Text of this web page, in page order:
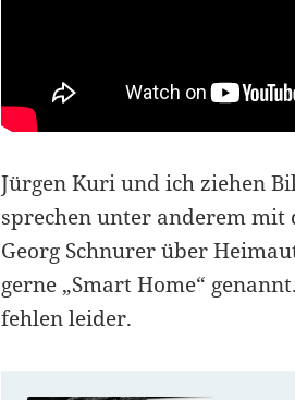
Jürgen Kuri und ich ziehen
sprechen unter anderem mit
Georg Schnurer über
gerne „Smart Home“
fehlen leider.